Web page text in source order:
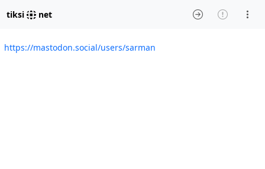
tiksi net
https://mastodon.social/users/sarman